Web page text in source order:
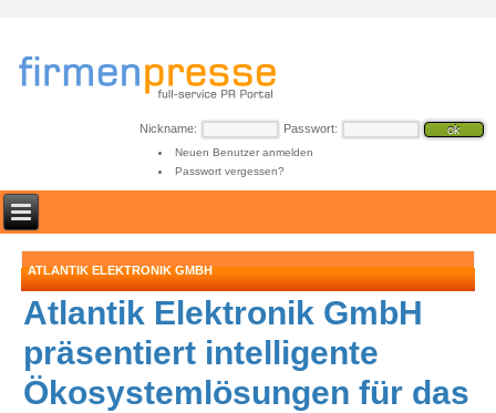
Nickname: Passwort:
Neuen Benutzer anmelden
Passwort vergessen?
ATLANTIK ELEKTRONIK GMBH
Atlantik Elektronik GmbH
präsentiert intelligente
Ökosystemlösungen für das